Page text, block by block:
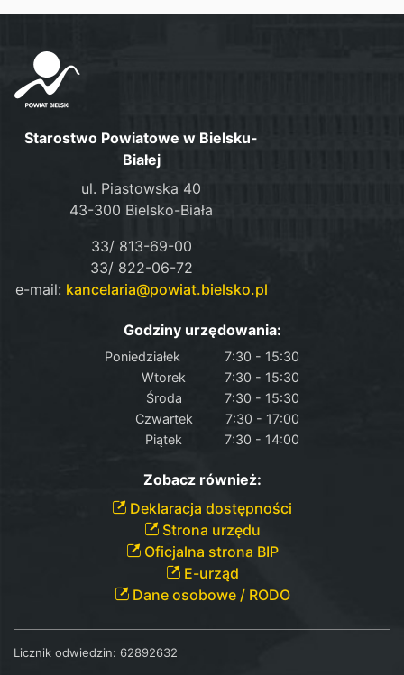
Starostwo Powiatowe w Bielsku-
Białej
ul. Piastowska 40
43-300 Bielsko-Biała
33/ 813-69-00
33/ 822-06-72
e-mail: kancelaria@powiat.bielsko.pl
Godziny urzędowania:
Poniedziałek
7:30 - 15:30
Wtorek
7:30 - 15:30
Środa
7:30 - 15:30
Czwartek
7:30 - 17:00
Piątek
7:30 - 14:00
Zobacz również:
Deklaracja dostępności
Strona urzędu
Oficjalna strona BIP
E-urząd
Dane osobowe / RODO
Licznik odwiedzin: 62892632